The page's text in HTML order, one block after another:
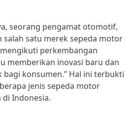
seorang pengamat otomotif,
salah satu merek sepeda motor
perkembangan
memberikan inovasi baru dan
bagi konsumen.” Hal ini terbukti
jenis sepeda motor
Indonesia.